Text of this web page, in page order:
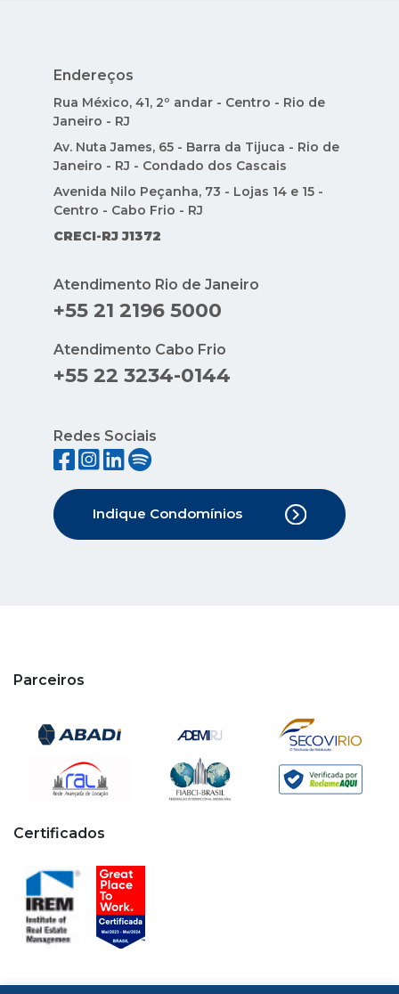
Endereços
Rua México, 41, 2º andar - Centro - Rio de
Janeiro - RJ
Av. Nuta James, 65 - Barra da Tijuca - Rio de
Janeiro - RJ - Condado dos Cascais
Avenida Nilo Peçanha, 73 - Lojas 14 e 15 -
Centro - Cabo Frio - RJ
CRECI-RJ J1372
Atendimento Rio de Janeiro
+55 21 2196 5000
Atendimento Cabo Frio
+55 22 3234-0144
Redes Sociais
Indique Condomínios
Parceiros
Certificados